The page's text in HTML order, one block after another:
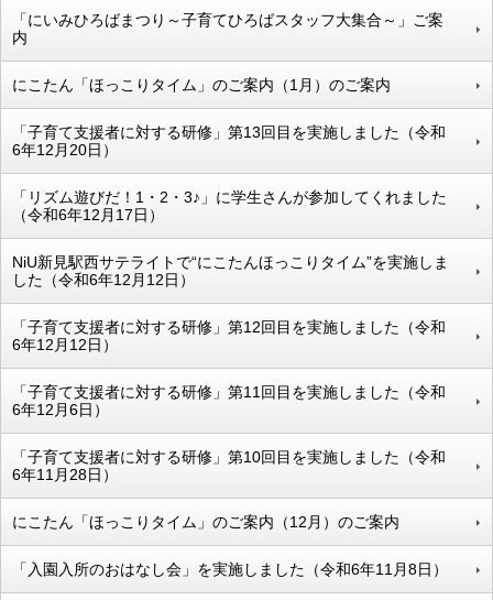
「にいみひろばまつり～子育てひろばスタッフ大集合～」ご案
内
にこたん「ほっこりタイム」のご案内（1月）のご案内
「子育て支援者に対する研修」第13回目を実施しました（令和
6年12月20日）
「リズム遊びだ！1・2・3♪」に学生さんが参加してくれました
（令和6年12月17日）
NiU新見駅西サテライトで“にこたんほっこりタイム”を実施しま
した（令和6年12月12日）
「子育て支援者に対する研修」第12回目を実施しました（令和
6年12月12日）
「子育て支援者に対する研修」第11回目を実施しました（令和
6年12月6日）
「子育て支援者に対する研修」第10回目を実施しました（令和
6年11月28日）
にこたん「ほっこりタイム」のご案内（12月）のご案内
「入園入所のおはなし会」を実施しました（令和6年11月8日）